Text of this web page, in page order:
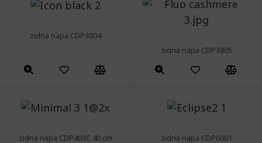
zidna napa CDP3804
zidna napa CDP3805
zidna napa CDP403C 40 cm zidna napa CDP6001